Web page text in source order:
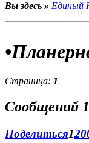
здесь на
приз.
Журнал:
Наш
Вы здесь » Единый
Страница: 1
Сообщений
Поделиться1